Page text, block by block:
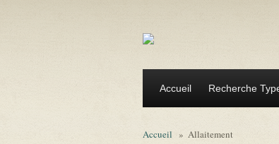
Accueil Recherche
Accueil » Allaitement